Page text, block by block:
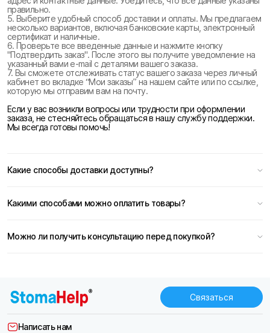
правильно.
5. Выберите удобный способ доставки и оплаты. Мы предлагаем
несколько вариантов, включая банковские карты, электронный
сертификат и наличные.
6. Проверьте все введенные данные и нажмите кнопку
"Подтвердить заказ". После этого вы получите уведомление на
указанный вами e-mail с деталями вашего заказа.
7. Вы сможете отслеживать статус вашего заказа через личный
кабинет во вкладке “Мои заказы” на нашем сайте или по ссылке,
которую мы отправим вам на почту.
Если у вас возникли вопросы или трудности при оформлении
заказа, не стесняйтесь обращаться в нашу службу поддержки.
Мы всегда готовы помочь!
Какие способы доставки доступны?
Какими способами можно оплатить товары?
Можно ли получить консультацию перед покупкой?
Связаться
Написать нам